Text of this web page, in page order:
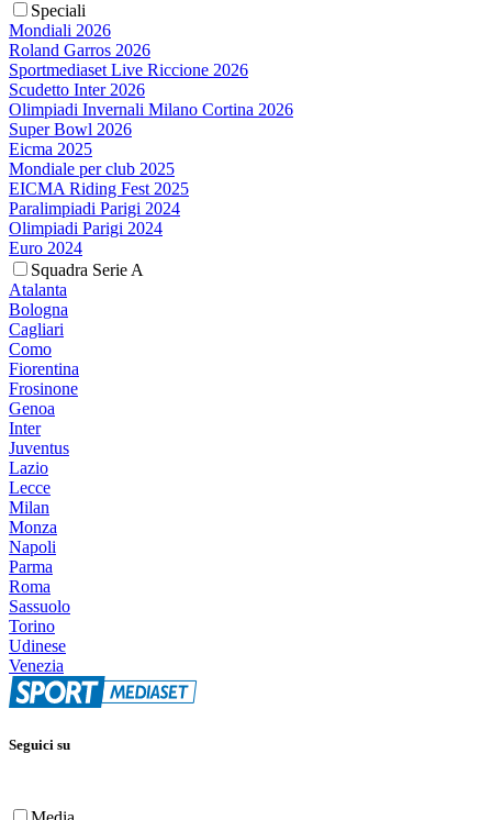
Speciali
Mondiali 2026
Roland Garros 2026
Sportmediaset Live Riccione 2026
Scudetto Inter 2026
Olimpiadi Invernali Milano Cortina 2026
Super Bowl 2026
Eicma 2025
Mondiale per club 2025
EICMA Riding Fest 2025
Paralimpiadi Parigi 2024
Olimpiadi Parigi 2024
Euro 2024
Squadra Serie A
Atalanta
Bologna
Cagliari
Como
Fiorentina
Frosinone
Genoa
Inter
Juventus
Lazio
Lecce
Milan
Monza
Napoli
Parma
Roma
Sassuolo
Torino
Udinese
Venezia
Seguici su